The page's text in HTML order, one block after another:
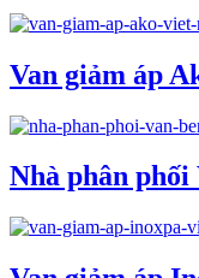
Van giảm áp
Nhà phân